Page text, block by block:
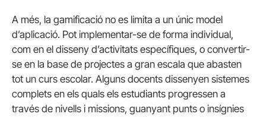
A més, la gamificació no es limita a un únic model
d’aplicació. Pot implementar-se de forma individual,
com en el disseny d’activitats específiques, o convertir-
se en la base de projectes a gran escala que abasten
tot un curs escolar. Alguns docents dissenyen sistemes
complets en els quals els estudiants progressen a
través de nivells i missions, guanyant punts o insígnies